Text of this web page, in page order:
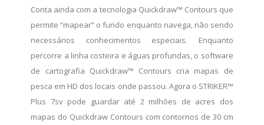
Conta ainda com a tecnologia Quickdraw™ Contours que
permite “mapear” o fundo enquanto navega, não sendo
necessários conhecimentos especiais. Enquanto
percorre a linha costeira e águas profundas, o software
de cartografia Quickdraw™ Contours cria mapas de
pesca em HD dos locais onde passou. Agora o STRIKER™
Plus 7sv pode guardar até 2 milhões de acres dos
mapas do Quickdraw Contours com contornos de 30 cm